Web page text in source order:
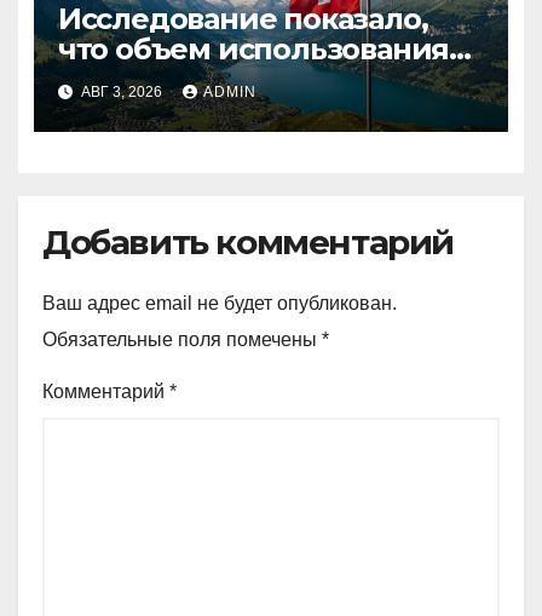
Исследование показало,
что объем использования
криптовалют в Швейцарии
в два раза превышает
аналогичный показатель в
АВГ 3, 2026 ADMIN
Добавить комментарий
Ваш адрес email не будет опубликован.
Обязательные поля помечены *
Комментарий *